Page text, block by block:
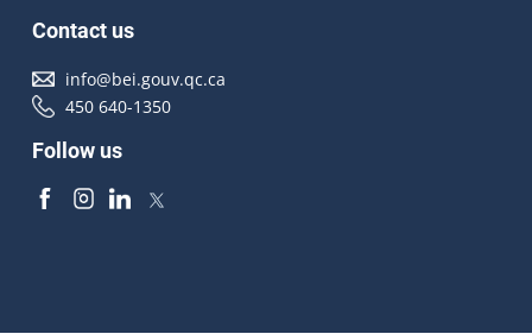
Contact us
info@bei.gouv.qc.ca
450 640-1350
Follow us